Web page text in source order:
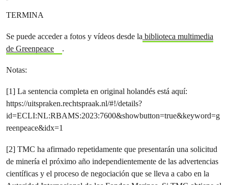
TERMINA
Se puede acceder a fotos y vídeos desde la biblioteca multimedia
de Greenpeace
.
Notas:
[1] La sentencia completa en original holandés está aquí:
https://uitspraken.rechtspraak.nl/#!/details?
id=ECLI:NL:RBAMS:2023:7600&showbutton=true&keyword=g
reenpeace&idx=1
[2] TMC ha afirmado repetidamente que presentarán una solicitud
de minería el próximo año independientemente de las advertencias
científicas y el proceso de negociación que se lleva a cabo en la